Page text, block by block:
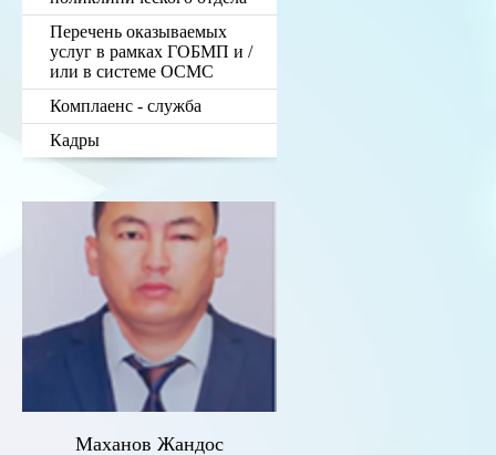
Перечень оказываемых
услуг в рамках ГОБМП и /
или в системе ОСМС
Комплаенс - служба
Кадры
Маханов Жандос